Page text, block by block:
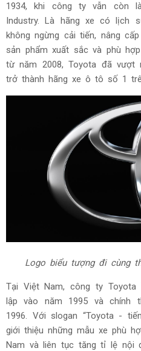
1934, khi công ty vẫn còn
Industry. Là hãng xe có lịch
không ngừng cải tiến, nâng
sản phẩm xuất sắc và phù
từ năm 2008, Toyota đã vượt
trở thành hãng xe ô tô số 1
Logo biểu tượng đi cùng
Tại Việt Nam, công ty
lập vào năm 1995 và chính
1996. Với slogan “Toyota -
giới thiệu những mẫu xe phù
Nam và liên tục tăng tỉ lệ nội